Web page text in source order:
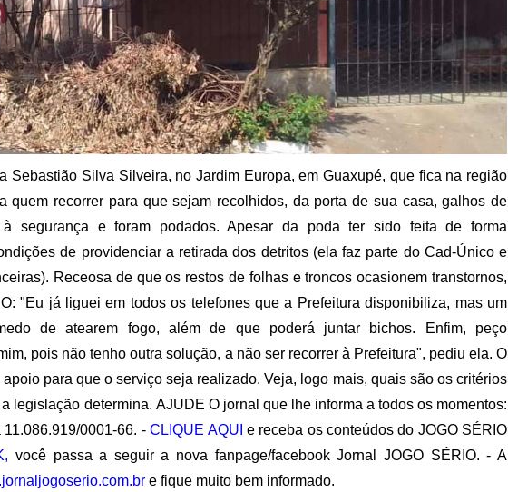
Sebastião Silva Silveira, no Jardim Europa, em Guaxupé, que fica na região
quem recorrer para que sejam recolhidos, da porta de sua casa, galhos de
segurança e foram podados. Apesar da poda ter sido feita de forma
de providenciar a retirada dos detritos (ela faz parte do Cad-Único e
Receosa de que os restos de folhas e troncos ocasionem transtornos,
"Eu já liguei em todos os telefones que a Prefeitura disponibiliza, mas um
de atearem fogo, além de que poderá juntar bichos. Enfim, peço
pois não tenho outra solução, a não ser recorrer à Prefeitura", pediu ela. O
para que o serviço seja realizado. Veja, logo mais, quais são os critérios
legislação determina. AJUDE O jornal que lhe informa a todos os momentos:
11.086.919/0001-66. -CLIQUE AQUI e receba os conteúdos do JOGO SÉRIO
você passa a seguir a nova fanpage/facebook Jornal JOGO SÉRIO. - A
e fique muito bem informado.